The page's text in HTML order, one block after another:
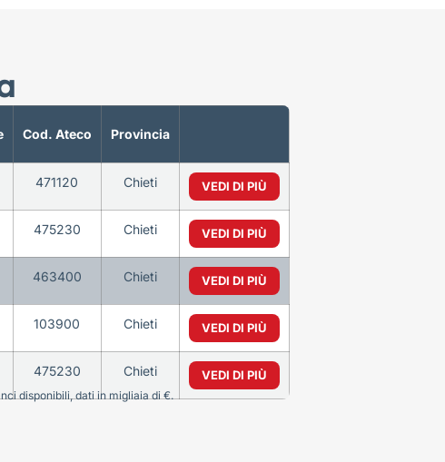
Cod. Ateco Provincia
471120 Chieti VEDI DI PIÙ
475230 Chieti VEDI DI PIÙ
463400 Chieti VEDI DI PIÙ
103900 Chieti VEDI DI PIÙ
475230 Chieti VEDI DI PIÙ
disponibili, dati in migliaia di €.